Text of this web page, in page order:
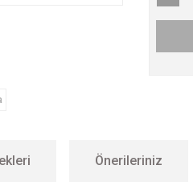
Önerileriniz